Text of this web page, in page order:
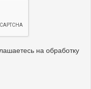
на обработку